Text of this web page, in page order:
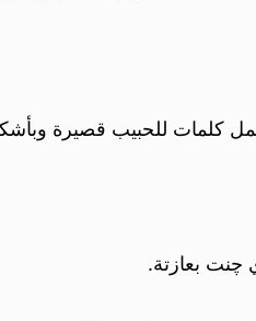
كلمات للحبيب قصيرة
چنت بعازتة.